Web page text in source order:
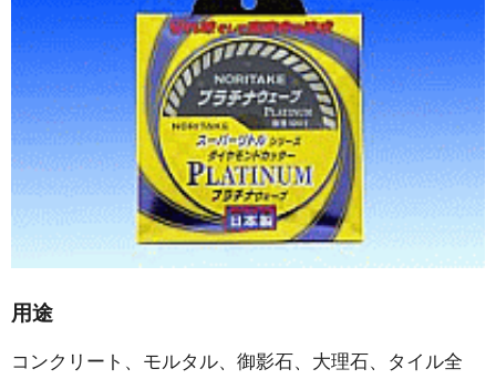
用途
コンクリート、モルタル、御影石、大理石、タイル全